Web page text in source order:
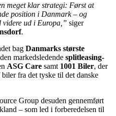
meget klar strategi: Først at
position i Danmark – og
videre ud i Europa,” siger
.
bag Danmarks største
markedsledende splitleasing-
ASG Care samt 1001 Biler, der
fra det tyske til det danske
Group desuden gennemført
– som led i forberedelsen til